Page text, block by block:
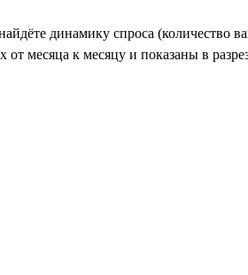
динамику спроса (количество
месяца к месяцу и показаны в